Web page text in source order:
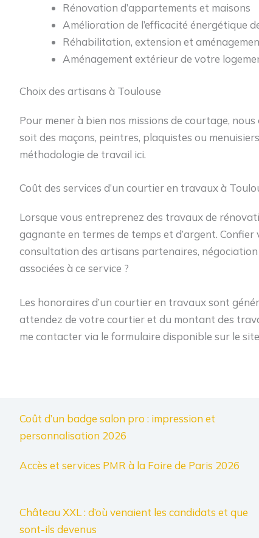
Rénovation d’appartements et maisons
Amélioration de l’efficacité énergétique
Réhabilitation, extension et
Aménagement extérieur de votre
Choix des artisans à Toulouse
Pour mener à bien nos missions de courtage,
soit des maçons, peintres, plaquistes ou
méthodologie de travail ici.
Coût des services d’un courtier en travaux à
Lorsque vous entreprenez des travaux de
gagnante en termes de temps et d’argent.
consultation des artisans partenaires, négociation
associées à ce service ?
Les honoraires d’un courtier en travaux sont
attendez de votre courtier et du montant des
me contacter via le formulaire disponible sur le
Coût d’un badge salon pro : impression et
personnalisation 2026
Accès et services PMR à la Foire de Paris 2026
Château XXL : d’où venaient les candidats et que
sont-ils devenus